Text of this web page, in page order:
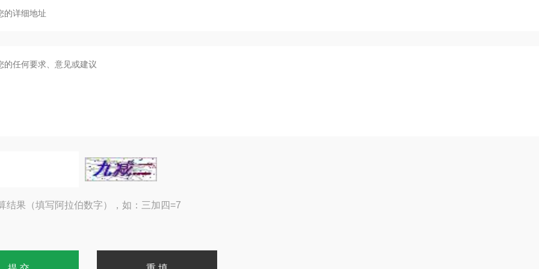
结果（填写阿拉伯数字），如：三加四=7